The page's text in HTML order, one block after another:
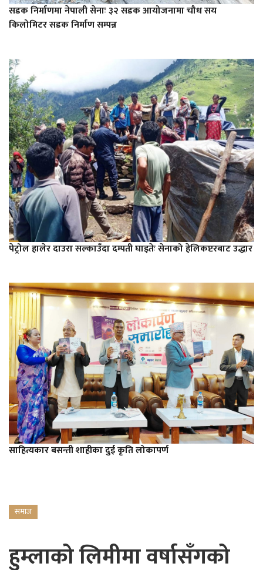
सडक निर्माणमा नेपाली सेनाः ३२ सडक आयोजनामा चौध सय
किलोमिटर सडक निर्माण सम्पन्न
पेट्रोल हालेर दाउरा सल्काउँदा दम्पती घाइतेः सेनाको हेलिकप्टरबाट उद्धार
साहित्यकार बसन्ती शाहीका दुई कृति लोकापर्ण
समाज
हुम्लाको लिमीमा वर्षासँगको